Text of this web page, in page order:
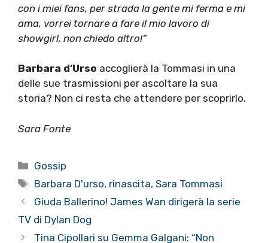
con i miei fans, per strada la gente mi ferma e mi
ama, vorrei tornare a fare il mio lavoro di
showgirl, non chiedo altro!”
Barbara d’Urso accoglierà la Tommasi in una
delle sue trasmissioni per ascoltare la sua
storia? Non ci resta che attendere per scoprirlo.
Sara Fonte
Categorie
Gossip
Tag
Barbara D'urso, rinascita,Sara Tommasi
Giuda Ballerino! James Wan dirigerà la serie
TV di Dylan Dog
Tina Cipollari su Gemma Galgani: “Non